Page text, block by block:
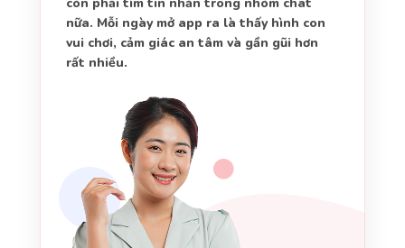
nữa. Mỗi ngày mở app ra là thấy hình con
vui chơi, cảm giác an tâm và gần gũi hơn
rất nhiều.